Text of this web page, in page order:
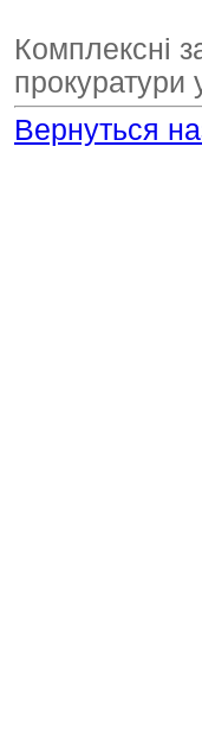
Комплексні
прокуратури
Вернуться